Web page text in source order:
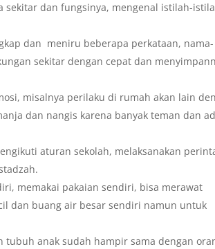
dan fungsinya, mengenal istilah-
dan meniru beberapa perkataan, nama-
sekitar dengan cepat dan
misalnya perilaku di rumah akan lain
dan nangis karena banyak teman dan
aturan sekolah, melaksanakan
memakai pakaian sendiri, bisa merawat
dan buang air besar sendiri namun untuk
tubuh anak sudah hampir sama dengan